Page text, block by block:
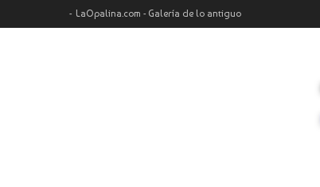
LaOpalina.com - Galería de lo antiguo